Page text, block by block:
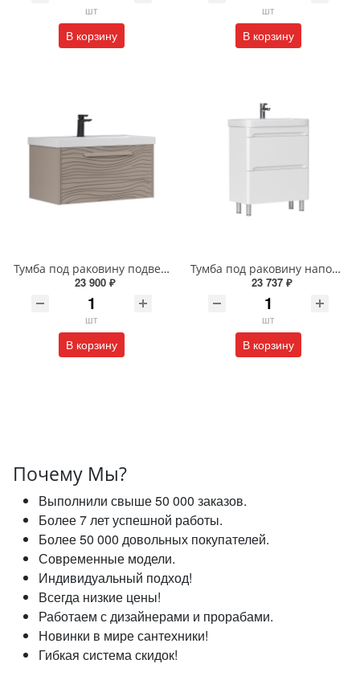
шт
В корзину
шт
В корзину
Тумба под раковину подвесная EQUIL Глеам 80.1Я/Gleam 80.1Y амарок/дуб вотан tpGLEAM80.1Y-25
23 900 ₽
шт
В корзину
Тумба под раковину напольная EQUIL Найс 60 см tnNICE60.2Y-05 белая
23 737 ₽
шт
В корзину
Почему Мы?
Выполнили свыше 50 000 заказов.
Более 7 лет успешной работы.
Более 50 000 довольных покупателей.
Современные модели.
Индивидуальный подход!
Всегда низкие цены!
Работаем с дизайнерами и прорабами.
Новинки в мире сантехники!
Гибкая система скидок!